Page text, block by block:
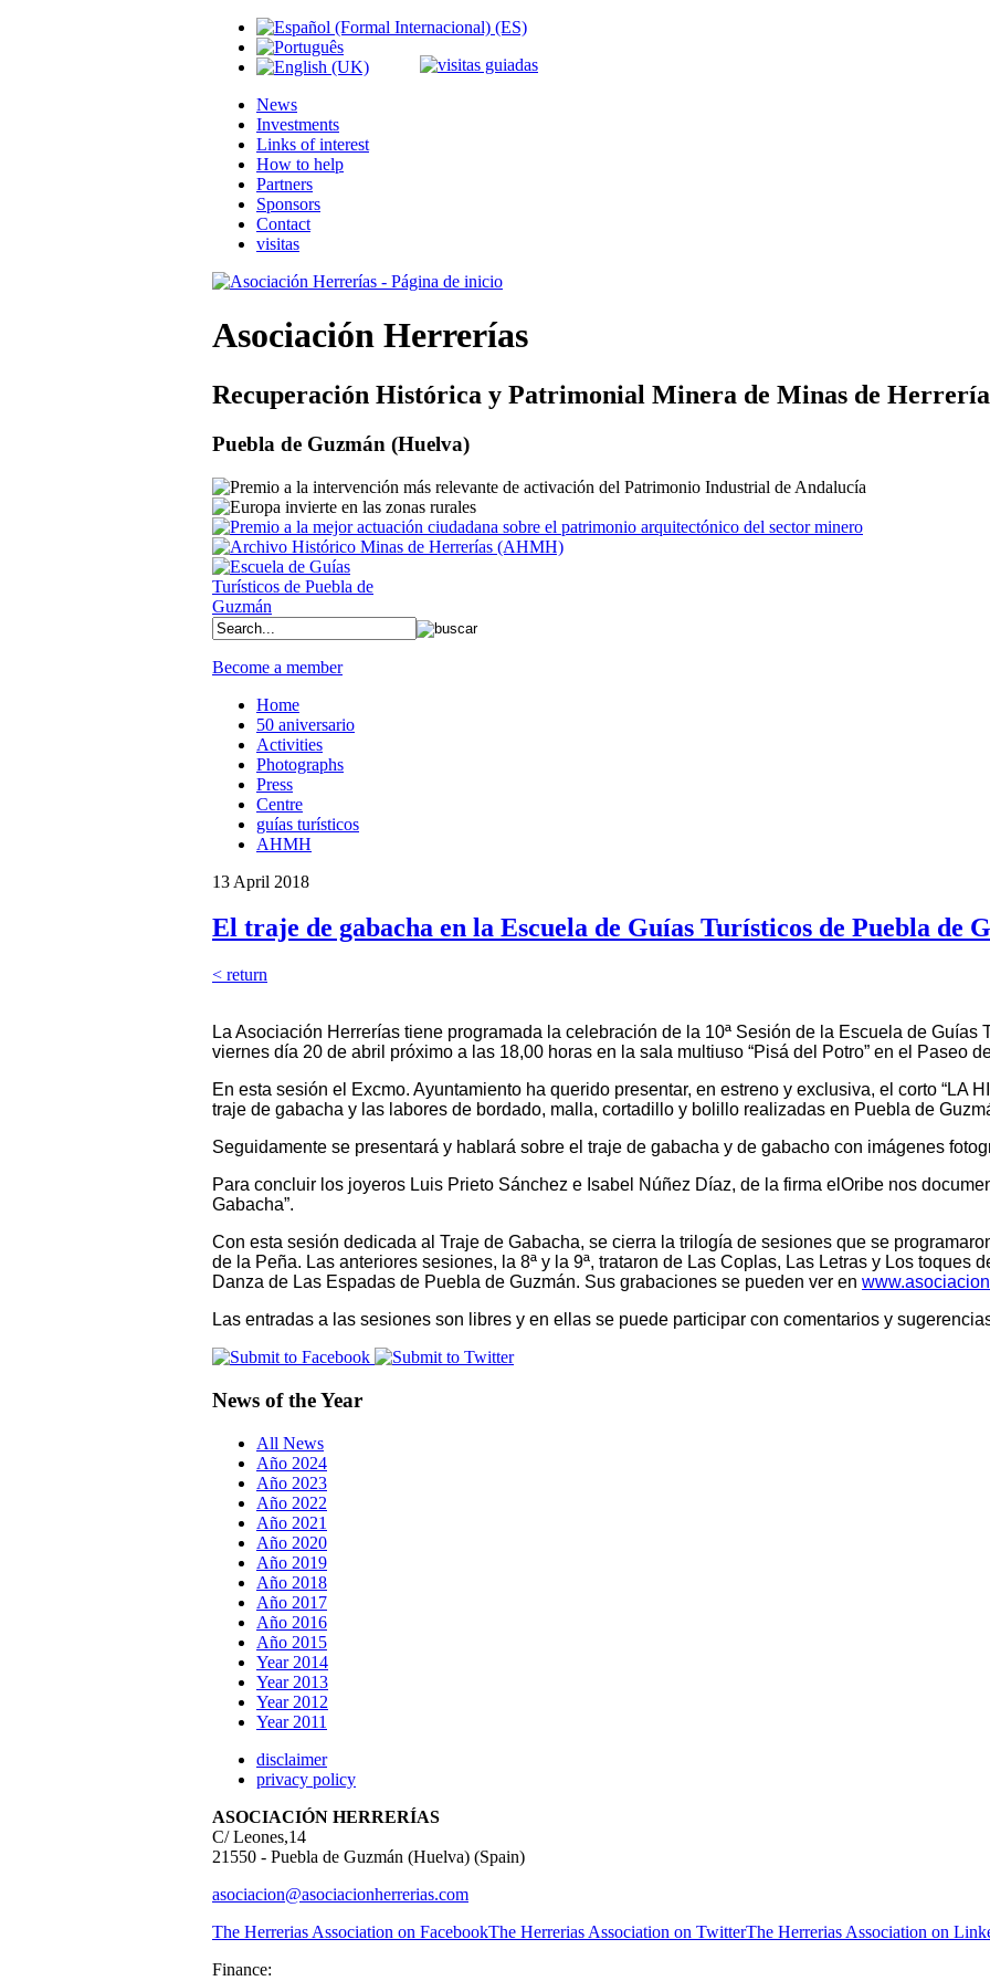
News
Investments
Links of interest
How to help
Partners
Sponsors
Contact
visitas
Asociación Herrerías
Recuperación Histórica y Patrimonial Minera de Minas de
Puebla de Guzmán (Huelva)
Become a member
Home
50 aniversario
Activities
Photographs
Press
Centre
guías turísticos
AHMH
13 April 2018
El traje de gabacha en la Escuela de Guías Turísticos de Puebla de
< return
La Asociación Herrerías tiene programada la celebración de la 10ª Sesión de la Escuela de Guías
viernes día 20 de abril próximo a las 18,00 horas en la sala multiuso “Pisá del Potro” en el Paseo
En esta sesión el Excmo. Ayuntamiento ha querido presentar, en estreno y exclusiva, el corto “LA
traje de gabacha y las labores de bordado, malla, cortadillo y bolillo realizadas en Puebla de
Seguidamente se presentará y hablará sobre el traje de gabacha y de gabacho con imágenes
Para concluir los joyeros Luis Prieto Sánchez e Isabel Núñez Díaz, de la firma elOribe nos
Gabacha”.
Con esta sesión dedicada al Traje de Gabacha, se cierra la trilogía de sesiones que se
de la Peña. Las anteriores sesiones, la 8ª y la 9ª, trataron de Las Coplas, Las Letras y Los toques
Danza de Las Espadas de Puebla de Guzmán. Sus grabaciones se pueden ver en
Las entradas a las sesiones son libres y en ellas se puede participar con comentarios y
News of the Year
All News
Año 2024
Año 2023
Año 2022
Año 2021
Año 2020
Año 2019
Año 2018
Año 2017
Año 2016
Año 2015
Year 2014
Year 2013
Year 2012
Year 2011
disclaimer
privacy policy
ASOCIACIÓN HERRERÍAS
C/ Leones,14
21550 - Puebla de Guzmán (Huelva) (Spain)
asociacion@asociacionherrerias.com
The Herrerias Association on FacebookThe Herrerias Association on TwitterThe Herrerias Association on
Finance: